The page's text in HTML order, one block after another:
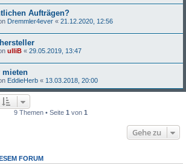
Aufträgen?
Dremmler4ever « 21.12.2020, 12:56
ulliB « 29.05.2019, 13:47
mieten
EddieHerb « 13.03.2018, 20:00
9 Themen • Seite 1 von 1
Gehe zu
FORUM